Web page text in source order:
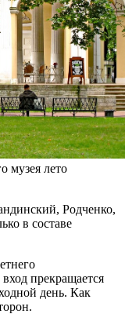
музея лето
Родченко,
в составе
прекращается
день. Как